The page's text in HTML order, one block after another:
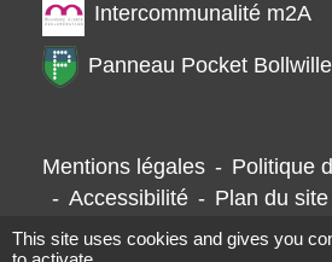
Intercommunalité m2A
Panneau Pocket
Mentions légales - Politique
- Accessibilité - Plan du site
Gestion des cookies
This site uses cookies and gives you